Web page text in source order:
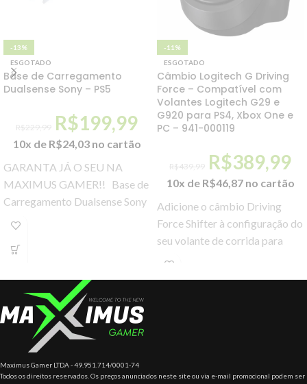
-13%
ESGOTADO
Base de Carregamento
Dualsense Sony – PS5
R$229,99 R$199,99
10x de R$24,03 no cartão
GARANTA JÁ O SEU NA
MAXIMUS GAMER!! Base de
Carregamento Dualsense Sony
– PS5 Quem costuma passar
-11%
ESGOTADO
Câmbio Logitech G Driving
Force – Compatível com
Volantes Logitech G29 e
G920 para PS4, Xbox One e
PC – 941-000119
R$439,99 R$389,99
10x de R$46,87 no cartão
Adicione o câmbio Driving
Force Shifter à configuração do
seu volante de corrida para
obter uma experiência mais
Maximus Gamer LTDA - 49.951.714/0001-74
Todos os direitos reservados. Os preços anunciados neste site ou via e-mail promocional podem ser